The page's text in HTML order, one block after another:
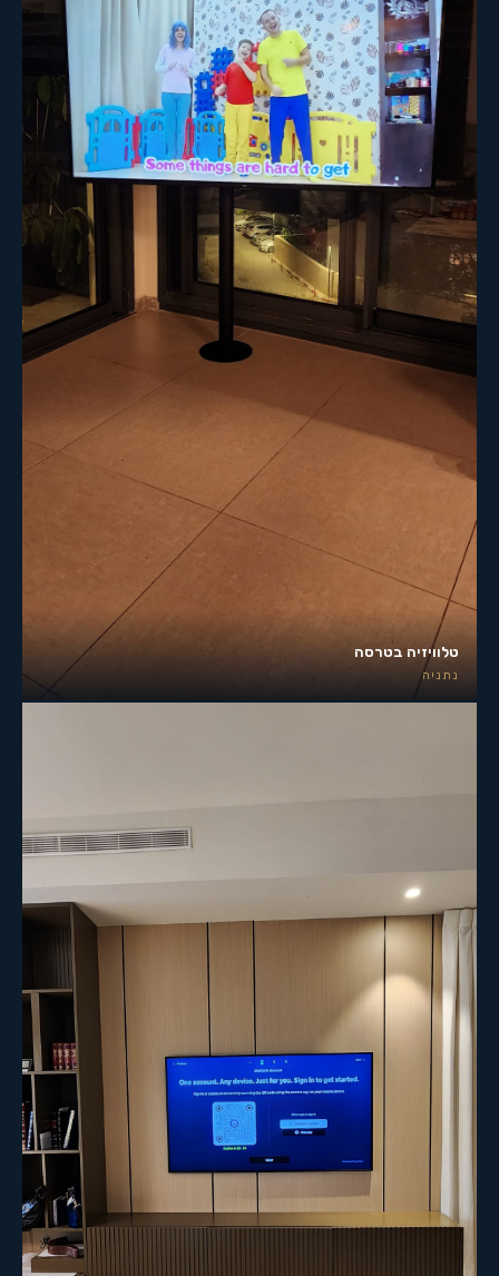
טלוויזיה בטרסה
נתניה